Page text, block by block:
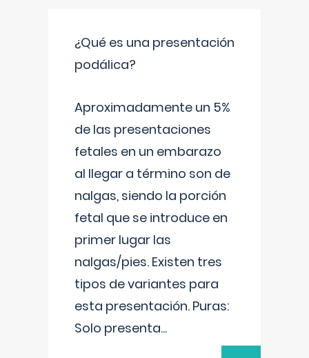
¿Qué es una presentación
podálica?
Aproximadamente un 5%
de las presentaciones
fetales en un embarazo
al llegar a término son de
nalgas, siendo la porción
fetal que se introduce en
primer lugar las
nalgas/pies. Existen tres
tipos de variantes para
esta presentación. Puras:
Solo presenta...